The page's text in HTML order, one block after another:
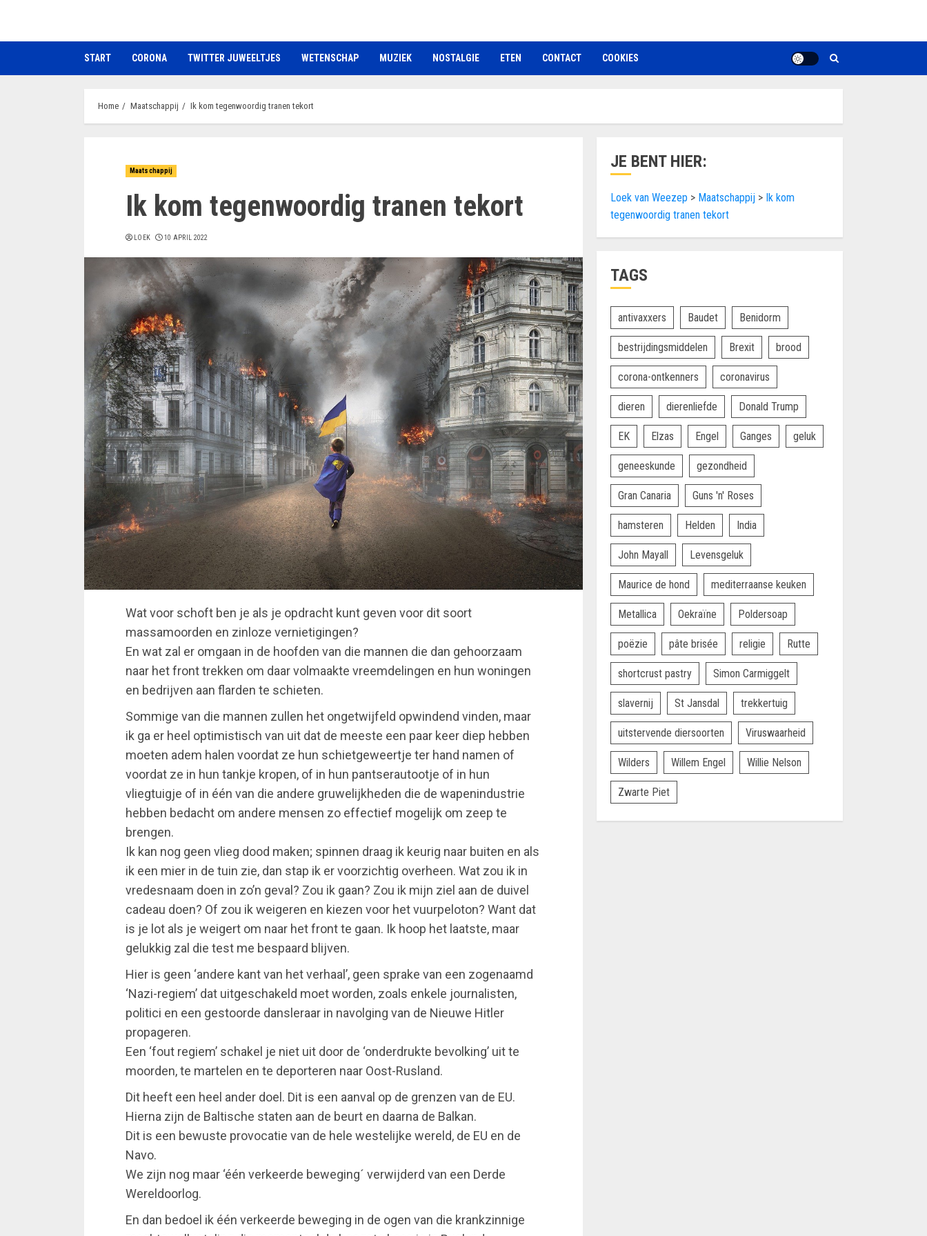
de
START CORONA TWITTER JUWEELTJES WETENSCHAP MUZIEK NOSTALGIE ETEN CONTACT COOKIES
Home Maatschappij Ik kom tegenwoordig tranen tekort
Maatschappij
Ik kom tegenwoordig tranen tekort
LOEK 10 APRIL 2022
Wat voor schoft ben je als je opdracht kunt geven voor dit soort
massamoorden en zinloze vernietigingen?
En wat zal er omgaan in de hoofden van die mannen die dan gehoorzaam
naar het front trekken om daar volmaakte vreemdelingen en hun woningen
en bedrijven aan flarden te schieten.
Sommige van die mannen zullen het ongetwijfeld opwindend vinden, maar
ik ga er heel optimistisch van uit dat de meeste een paar keer diep hebben
moeten adem halen voordat ze hun schietgeweertje ter hand namen of
voordat ze in hun tankje kropen, of in hun pantserautootje of in hun
vliegtuigje of in één van die andere gruwelijkheden die de wapenindustrie
hebben bedacht om andere mensen zo effectief mogelijk om zeep te
brengen.
Ik kan nog geen vlieg dood maken; spinnen draag ik keurig naar buiten en als
ik een mier in de tuin zie, dan stap ik er voorzichtig overheen. Wat zou ik in
vredesnaam doen in zo’n geval? Zou ik gaan? Zou ik mijn ziel aan de duivel
cadeau doen? Of zou ik weigeren en kiezen voor het vuurpeloton? Want dat
is je lot als je weigert om naar het front te gaan. Ik hoop het laatste, maar
gelukkig zal die test me bespaard blijven.
Hier is geen ‘andere kant van het verhaal’, geen sprake van een zogenaamd
‘Nazi-regiem’ dat uitgeschakeld moet worden, zoals enkele journalisten,
politici en een gestoorde dansleraar in navolging van de Nieuwe Hitler
propageren.
Een ‘fout regiem’ schakel je niet uit door de ‘onderdrukte bevolking’ uit te
moorden, te martelen en te deporteren naar Oost-Rusland.
Dit heeft een heel ander doel. Dit is een aanval op de grenzen van de EU.
Hierna zijn de Baltische staten aan de beurt en daarna de Balkan.
Dit is een bewuste provocatie van de hele westelijke wereld, de EU en de
Navo.
We zijn nog maar ‘één verkeerde beweging´ verwijderd van een Derde
Wereldoorlog.
En dan bedoel ik één verkeerde beweging in de ogen van die krankzinnige
JE BENT HIER:
Loek van Weezep > Maatschappij > Ik kom
tegenwoordig tranen tekort
TAGS
antivaxxers Baudet Benidorm
bestrijdingsmiddelen Brexit brood
corona-ontkenners coronavirus
dieren dierenliefde Donald Trump
EK Elzas Engel Ganges geluk
geneeskunde gezondheid
Gran Canaria Guns 'n' Roses
hamsteren Helden India
John Mayall Levensgeluk
Maurice de hond mediterraanse keuken
Metallica Oekraïne Poldersoap
poëzie pâte brisée religie Rutte
shortcrust pastry Simon Carmiggelt
slavernij St Jansdal trekkertuig
uitstervende diersoorten Viruswaarheid
Wilders Willem Engel Willie Nelson
Zwarte Piet